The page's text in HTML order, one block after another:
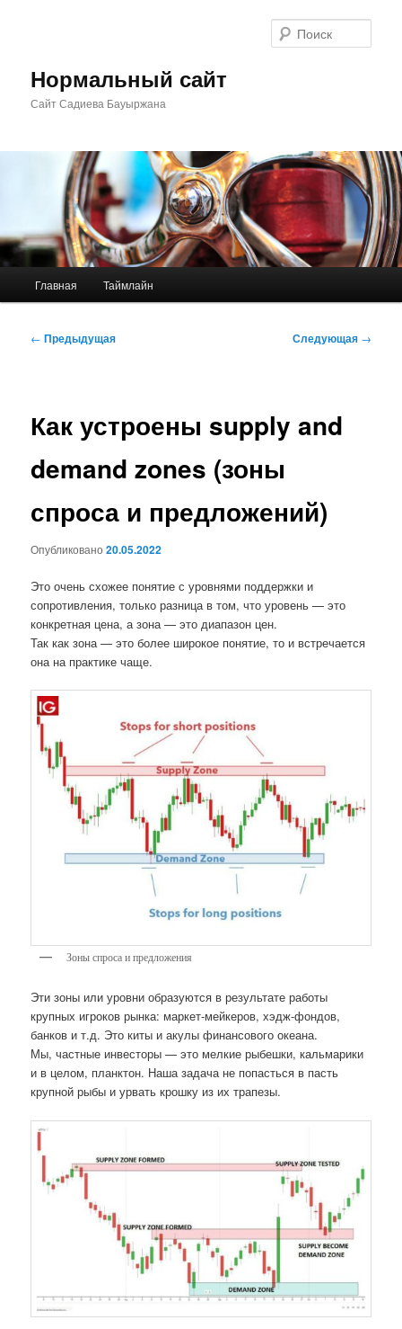
Нормальный сайт
Сайт Садиева Бауыржана
Главная Таймлайн
Навигация
← Предыдущая Следующая →
Как устроены supply and
demand zones (зоны
спроса и предложений)
Опубликовано20.05.2022
Это очень схожее понятие с уровнями поддержки и
сопротивления, только разница в том, что уровень — это
конкретная цена, а зона — это диапазон цен.
Так как зона — это более широкое понятие, то и встречается
она на практике чаще.
Зоны спроса и предложения
Эти зоны или уровни образуются в результате работы
крупных игроков рынка: маркет-мейкеров, хэдж-фондов,
банков и т.д. Это киты и акулы финансового океана.
Мы, частные инвесторы — это мелкие рыбешки, кальмарики
и в целом, планктон. Наша задача не попасться в пасть
крупной рыбы и урвать крошку из их трапезы.